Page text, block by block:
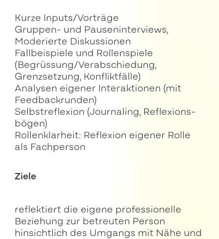
Kurze Inputs/Vorträge
Gruppen- und Pauseninterviews,
Moderierte Diskussionen
Fallbeispiele und Rollenspiele
(Begrüssung/Verabschiedung,
Grenzsetzung, Konfliktfälle)
Analysen eigener Interaktionen (mit
Feedbackrunden)
Selbstreflexion (Journaling, Reflexions-
bögen)
Rollenklarheit: Reflexion eigener Rolle
als Fachperson
Ziele
reflektiert die eigene professionelle
Beziehung zur betreuten Person
hinsichtlich des Umgangs mit Nähe und